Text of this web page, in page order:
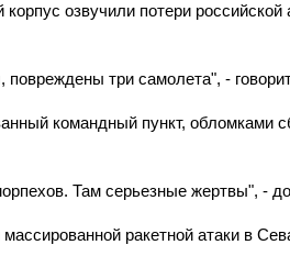
корпус озвучили потери
три самолета", -
командный пункт, обломками
Там серьезные жертвы", -
ракетной атаки в